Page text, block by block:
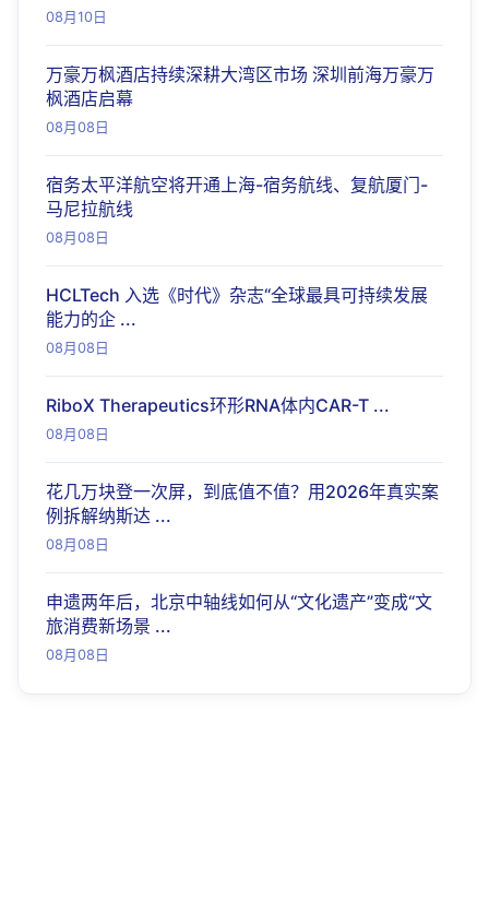
08月10日
万豪万枫酒店持续深耕大湾区市场 深圳前海万豪万
枫酒店启幕
08月08日
宿务太平洋航空将开通上海-宿务航线、复航厦门-
马尼拉航线
08月08日
HCLTech 入选《时代》杂志“全球最具可持续发展
能力的企 ...
08月08日
RiboX Therapeutics环形RNA体内CAR-T ...
08月08日
花几万块登一次屏，到底值不值？用2026年真实案
例拆解纳斯达 ...
08月08日
申遗两年后，北京中轴线如何从“文化遗产”变成“文
旅消费新场景 ...
08月08日